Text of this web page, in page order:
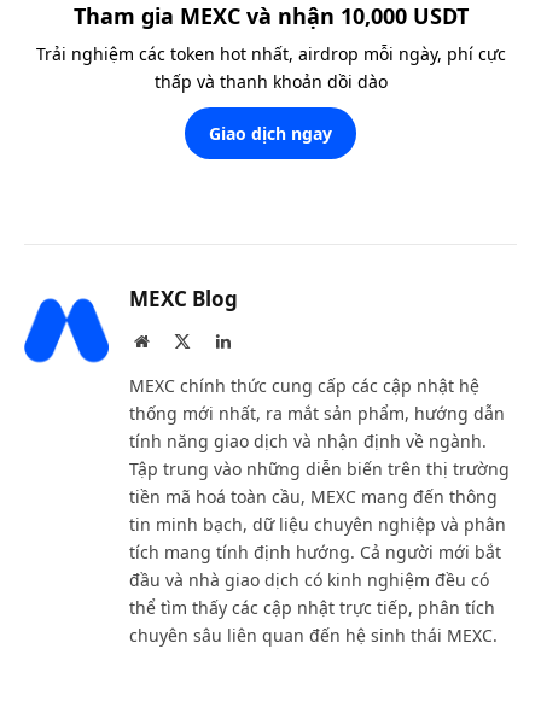
Tham gia MEXC và nhận 10,000 USDT
Trải nghiệm các token hot nhất, airdrop mỗi ngày, phí cực
thấp và thanh khoản dồi dào
Giao dịch ngay
MEXC Blog
Website LinkedIn
MEXC chính thức cung cấp các cập nhật hệ
thống mới nhất, ra mắt sản phẩm, hướng dẫn
tính năng giao dịch và nhận định về ngành.
Tập trung vào những diễn biến trên thị trường
tiền mã hoá toàn cầu, MEXC mang đến thông
tin minh bạch, dữ liệu chuyên nghiệp và phân
tích mang tính định hướng. Cả người mới bắt
đầu và nhà giao dịch có kinh nghiệm đều có
thể tìm thấy các cập nhật trực tiếp, phân tích
chuyên sâu liên quan đến hệ sinh thái MEXC.